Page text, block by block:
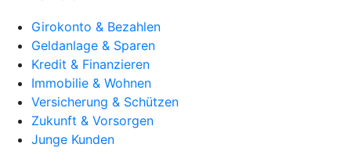
Girokonto & Bezahlen
Geldanlage & Sparen
Kredit & Finanzieren
Immobilie & Wohnen
Versicherung & Schützen
Zukunft & Vorsorgen
Junge Kunden